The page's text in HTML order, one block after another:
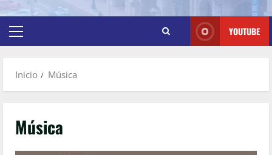
YOUTUBE
Inicio Música
Música